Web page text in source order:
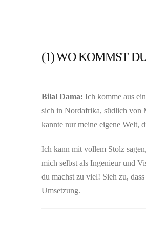
(1) WO KOMMST
Bilal Dama: Ich komme aus
sich in Nordafrika, südlich von
kannte nur meine eigene Welt,
Ich kann mit vollem Stolz
mich selbst als Ingenieur und
du machst zu viel! Sieh zu,
Umsetzung.